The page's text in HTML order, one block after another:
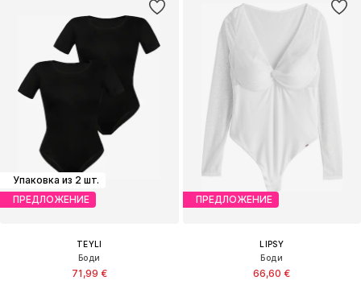
Упаковка из 2 шт.
ПРЕДЛОЖЕНИЕ
TEYLI
Боди
71,99 €
ПРЕДЛОЖЕНИЕ
LIPSY
Боди
66,60 €